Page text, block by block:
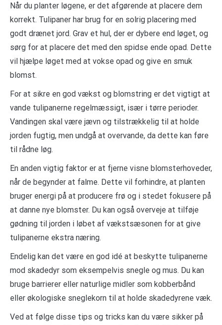
Når du planter løgene, er det afgørende at placere dem
korrekt. Tulipaner har brug for en solrig placering med
godt drænet jord. Grav et hul, der er dybere end løget, og
sørg for at placere det med den spidse ende opad. Dette
vil hjælpe løget med at vokse opad og give en smuk
blomst.
For at sikre en god vækst og blomstring er det vigtigt at
vande tulipanerne regelmæssigt, især i tørre perioder.
Vandingen skal være jævn og tilstrækkelig til at holde
jorden fugtig, men undgå at overvande, da dette kan føre
til rådne løg.
En anden vigtig faktor er at fjerne visne blomsterhoveder,
når de begynder at falme. Dette vil forhindre, at planten
bruger energi på at producere frø og i stedet fokusere på
at danne nye blomster. Du kan også overveje at tilføje
gødning til jorden i løbet af vækstsæsonen for at give
tulipanerne ekstra næring.
Endelig kan det være en god idé at beskytte tulipanerne
mod skadedyr som eksempelvis snegle og mus. Du kan
bruge barrierer eller naturlige midler som kobberbånd
eller økologiske sneglekorn til at holde skadedyrene væk.
Ved at følge disse tips og tricks kan du være sikker på